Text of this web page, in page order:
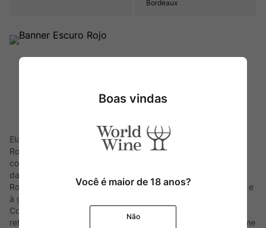
Bordeaux
Elaborado por Baron Philippe de Rothschild no Chile, Escudo
Rojo nasceu em 1997. Um casamento perfeito entre os
conhecimentos de Bordeaux e da casta Cabernet Sauvignon
da empresa francesa, e o excepcional terroir chileno. Escudo
Rojo é um vinho que corresponde às expectativas, à imagem e
à grande tradição vinícola de Baron Philippe de Rothschild.
Contando com 60 hectares de vinhedos, seu nome é uma
referência ao histórico brasão da família. Assim, o próprio nome
Boas vindas
Você é maior de 18 anos?
Não